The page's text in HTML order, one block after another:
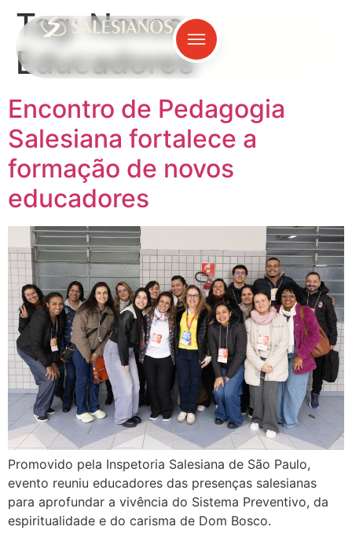
Tag:Novos
Educadores
Encontro de Pedagogia
Salesiana fortalece a
formação de novos
educadores
Promovido pela Inspetoria Salesiana de São Paulo,
evento reuniu educadores das presenças salesianas
para aprofundar a vivência do Sistema Preventivo, da
espiritualidade e do carisma de Dom Bosco.